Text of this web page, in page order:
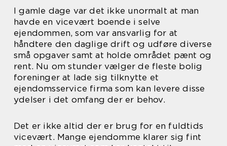
I gamle dage var det ikke unormalt at man
havde en vicevært boende i selve
ejendommen, som var ansvarlig for at
håndtere den daglige drift og udføre diverse
små opgaver samt at holde området pænt og
rent. Nu om stunder vælger de fleste bolig
foreninger at lade sig tilknytte et
ejendomsservice firma som kan levere disse
ydelser i det omfang der er behov.
Det er ikke altid der er brug for en fuldtids
vicevært. Mange ejendomme klarer sig fint